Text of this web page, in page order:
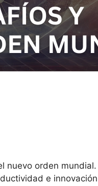
nuevo orden
e